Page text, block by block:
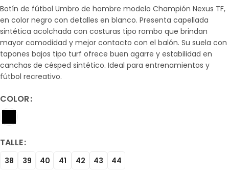
Botín de fútbol Umbro de hombre modelo Champión Nexus TF,
en color negro con detalles en blanco. Presenta capellada
sintética acolchada con costuras tipo rombo que brindan
mayor comodidad y mejor contacto con el balón. Su suela con
tapones bajos tipo turf ofrece buen agarre y estabilidad en
canchas de césped sintético. Ideal para entrenamientos y
fútbol recreativo.
COLOR
TALLE
38 39 40 41 42 43 44